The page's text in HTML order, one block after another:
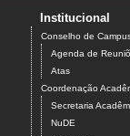
Institucional
Conselho de
Agenda de
Atas
Coordenação
Secretaria
NuDE